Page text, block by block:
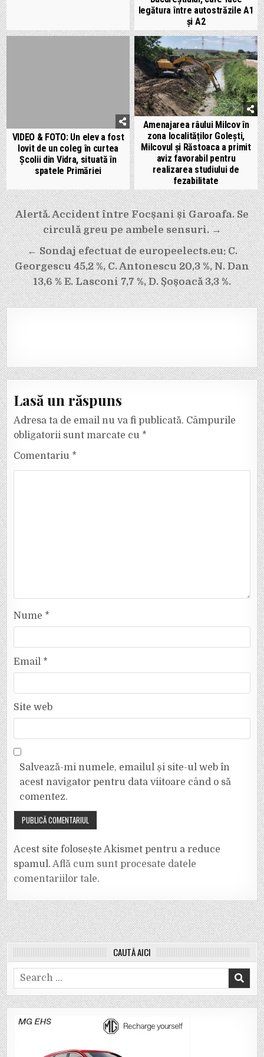
legătura între autostrăzile A1
și A2
VIDEO & FOTO: Un elev a fost
lovit de un coleg în curtea
Școlii din Vidra, situată în
spatele Primăriei
Amenajarea râului Milcov în
zona localităților Goleşti,
Milcovul şi Răstoaca a primit
aviz favorabil pentru
realizarea studiului de
fezabilitate
Navigare
în
articole
Alertă. Accident între Focșani și Garoafa. Se
circulă greu pe ambele sensuri. →
← Sondaj efectuat de europeelects.eu: C.
Georgescu 45,2 %, C. Antonescu 20,3 %, N. Dan
13,6 % E. Lasconi 7,7 %, D. Șoșoacă 3,3 %.
Lasă un răspuns
Adresa ta de email nu va fi publicată. Câmpurile
obligatorii sunt marcate cu *
Comentariu *
Nume *
Email *
Site web
Salvează-mi numele, emailul și site-ul web în
acest navigator pentru data viitoare când o să
comentez.
Acest site folosește Akismet pentru a reduce
spamul.Află cum sunt procesate datele
comentariilor tale.
CAUTĂ AICI
Search
for: